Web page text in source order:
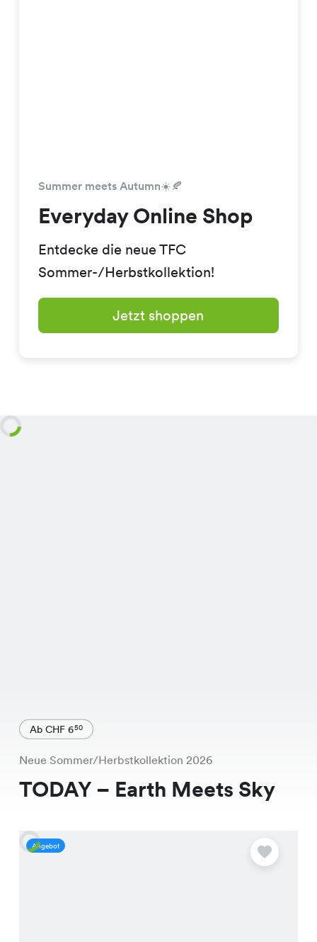
Summer meets Autumn☀️🍂
Everyday Online Shop
Entdecke die neue TFC
Sommer-/Herbstkollektion!
Jetzt shoppen
Ab CHF 650
Neue Sommer/Herbstkollektion 2026
TODAY – Earth Meets Sky
Angebot